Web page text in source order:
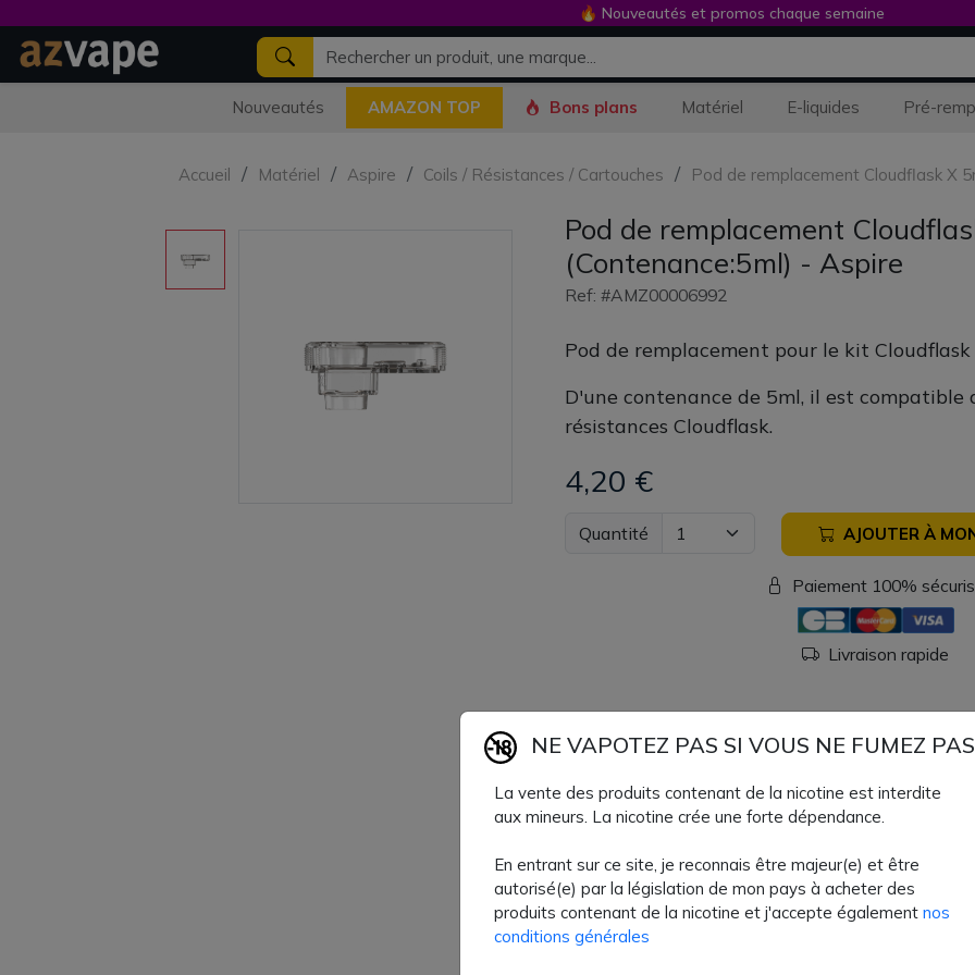
Nouveautés AMAZON TOP Bons plans Matériel E-liquides Pré-
Accueil Matériel Aspire Coils / Résistances / Cartouches Pod de remplacement Cloudflask X
Pod de remplacement
(Contenance:5ml) - Aspire
Ref: #AMZ00006992
Pod de remplacement pour le kit Cloudflask
D'une contenance de 5ml, il est compatible
résistances Cloudflask.
4,20 €
Quantité AJOUTER À
Paiement 100%
Livraison rapide
Fiche technique
TPD Belge
Non
Volume Clearo
5 ml
Type de Produit
🔥 Nouveautés et promos chaque semaine
NE VAPOTEZ PAS SI VOUS NE FUMEZ
La vente des produits contenant de la nicotine est interdite
aux mineurs. La nicotine crée une forte dépendance.
En entrant sur ce site, je reconnais être majeur(e) et être
autorisé(e) par la législation de mon pays à acheter des
produits contenant de la nicotine et j'accepte également nos
conditions générales